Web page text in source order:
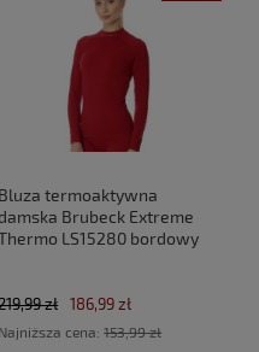
Bluza termoaktywna
damska Brubeck Extreme
LS15280 bordowy
186,99 zł
zł
Najniższa cena:153,99 zł